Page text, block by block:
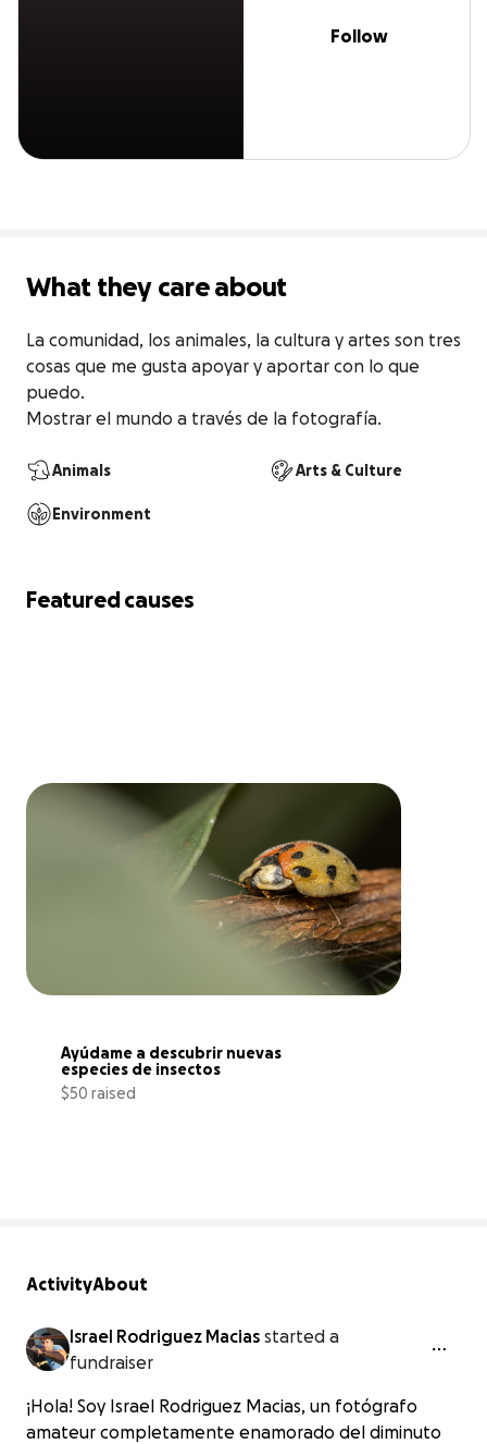
Follow
What they care about
La comunidad, los animales, la cultura y artes son tres
cosas que me gusta apoyar y aportar con lo que
puedo.
Mostrar el mundo a través de la fotografía.
Animals Arts & Culture
Environment
Featured causes
Ayúdame a descubrir nuevas
$50 raised
ActivityAbout
Israel Rodriguez Macias started a
fundraiser
¡Hola! Soy Israel Rodriguez Macias, un fotógrafo
amateur completamente enamorado del diminuto